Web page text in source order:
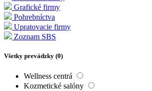
Grafické firmy
Pohrebníctva
Upratovacie firmy
Zoznam SBS
Všetky prevádzky (0)
Wellness centrá
Kozmetické salóny